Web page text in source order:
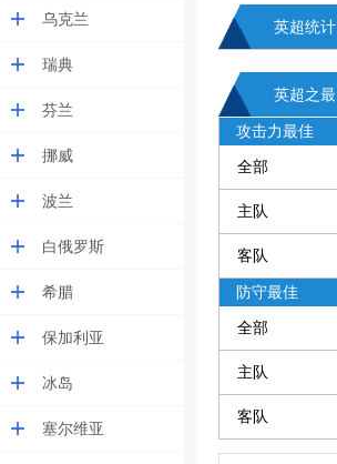
乌克兰
瑞典
芬兰
挪威
波兰
白俄罗斯
希腊
保加利亚
冰岛
塞尔维亚
英超统计
英超之最
攻击力最佳
全部
主队
客队
防守最佳
全部
主队
客队